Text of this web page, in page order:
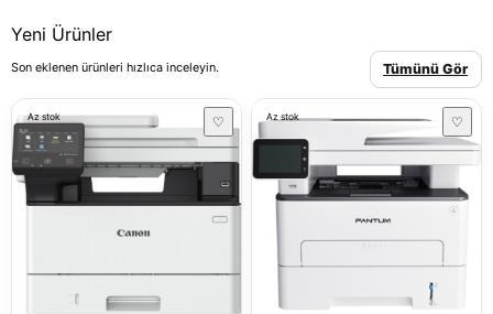
Yeni Ürünler
Son eklenen ürünleri hızlıca inceleyin. Tümünü Gör
Az stok ♡ Az stok ♡